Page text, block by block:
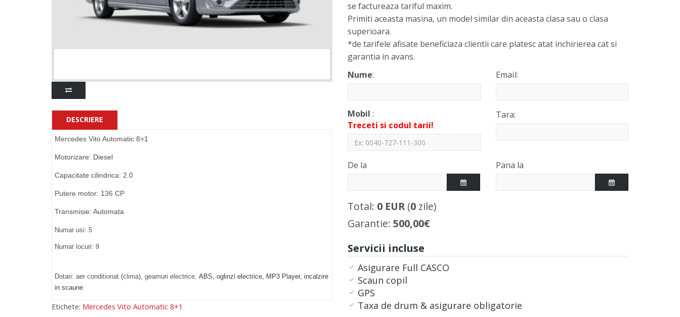
DESCRIERE
Mercedes Vito Automatic 8+1
Motorizare: Diesel
Capacitate cilindrica: 2.0
Putere motor: 136 CP
Transmisie: Automata
Numar usi: 5
Numar locuri: 9
Dotari: aer conditionat (clima), geamuri electrice, ABS, oglinzi electrice, MP3 Player, incalzire
in scaune
Etichete: Mercedes Vito Automatic 8+1
se factureaza tariful maxim.
Primiti aceasta masina, un model similar din aceasta clasa sau o clasa
superioara.
*de tarifele afisate beneficiaza clientii care platesc atat inchirierea cat si
garantia in avans.
Nume:
Mobil :
Treceti si codul tarii!
Email:
Tara:
De la Pana la
Total: 0 EUR(0 zile)
Garantie: 500,00€
Servicii incluse
Asigurare Full CASCO
Scaun copil
GPS
Taxa de drum & asigurare obligatorie